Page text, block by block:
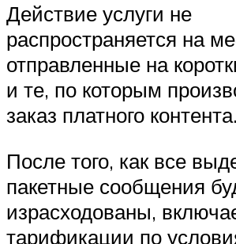
Действие услуги не
распространяется на
отправленные на
и те, по которым
заказ платного контента.
После того, как все
пакетные сообщения
израсходованы,
тарификации по